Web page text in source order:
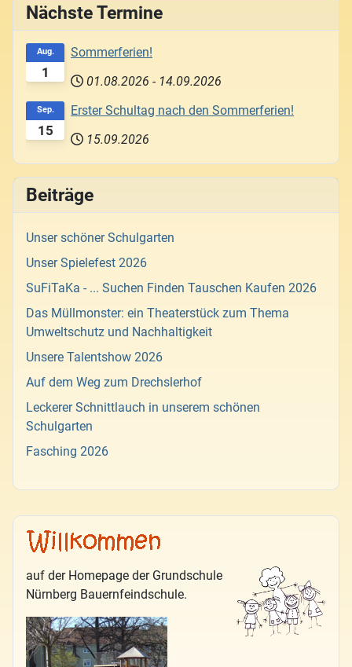
auf der Homepage der Grundschule
Nürnberg Bauernfeindschule.
Nächste Termine
1
Aug.
Sommerferien!
01.08.2026 - 14.09.2026
15
Sep.
Erster Schultag nach den Sommerferien!
15.09.2026
Beiträge
Unser schöner Schulgarten
Unser Spielefest 2026
SuFiTaKa - ... Suchen Finden Tauschen Kaufen 2026
Das Müllmonster: ein Theaterstück zum Thema
Umweltschutz und Nachhaltigkeit
Unsere Talentshow 2026
Auf dem Weg zum Drechslerhof
Leckerer Schnittlauch in unserem schönen
Schulgarten
Fasching 2026